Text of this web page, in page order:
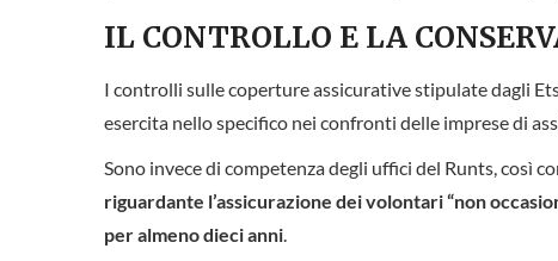
IL CONTROLLO E LA
I controlli sulle coperture assicurative stipulate dagli
esercita nello specifico nei confronti delle imprese di
Sono invece di competenza degli uffici del Runts, così
riguardante l’assicurazione dei volontari “non
per almeno dieci anni.